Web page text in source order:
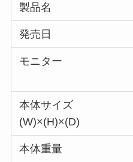
製品名
発売日
モニター
本体サイズ
(W)×(H)×(D)
本体重量